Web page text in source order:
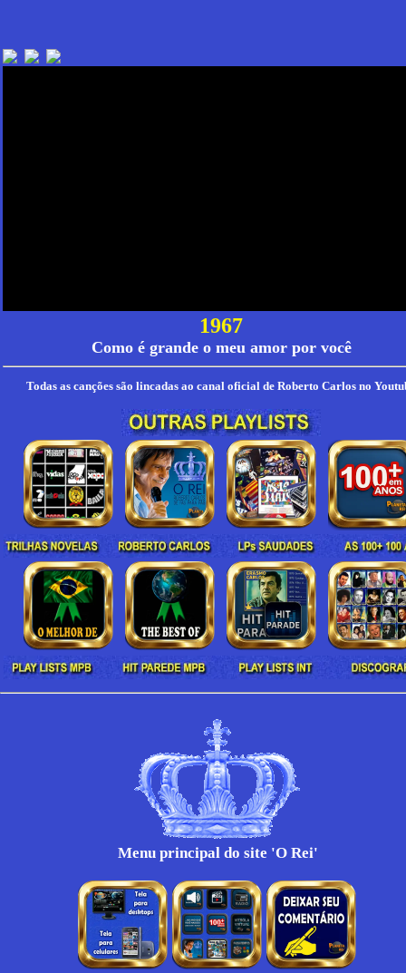
1967
Como é grande o meu amor por você
Todas as canções são lincadas ao canal oficial de Roberto Carlos no
Menu principal do site 'O Rei'